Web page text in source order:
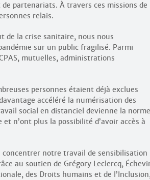
partenariats. À travers ces missions de
relais.
de la crise sanitaire, nous nous
sur un public fragilisé. Parmi
mutuelles, administrations
personnes étaient déjà exclues
accéléré la numérisation des
social en distanciel devienne la
n’ont plus la possibilité d’avoir accès à
concentrer notre travail de sensibilisation
au soutien de Grégory Leclercq,
des Droits humains et de